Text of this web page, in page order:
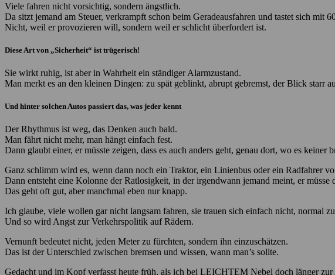
Viele fahren nicht vorsichtig, sondern ängstlich.
Da sitzt jemand am Steuer, verkrampft schon beim Geradeausfahren und tastet sich mit
Nicht, weil er provozieren will, sondern weil er schlicht überfordert ist.
Diese Art von „Sicherheit“ ist trügerisch!
Sie wirkt ruhig, ist aber in Wahrheit ein ständiger Alarmzustand.
Man merkt es an den kleinen Dingen: zu spät geblinkt, abrupt gebremst, der Blick starr
Und hinter solchen Autos passiert das, was jeder kennt
Der Rhythmus ist weg, das Denken auch bald.
Man fährt nicht mehr, man hängt einfach fest.
Dann glaubt einer, er müsste zeigen, dass es auch anders geht, genau dort, wo es keiner
Ganz schlimm wird es, wenn dann noch ein Traktor, ein Linienbus oder ein Radfahrer
Dann entsteht eine Kolonne der Ratlosigkeit, in der irgendwann jemand meint, er müsse
Das geht oft gut, aber manchmal eben nur knapp.
Ich glaube, viele wollen gar nicht langsam fahren, sie trauen sich einfach nicht, normal
Und so wird Angst zur Verkehrspolitik auf Rädern.
Vernunft bedeutet nicht, jeden Meter zu fürchten, sondern ihn einzuschätzen.
Das ist der Unterschied zwischen bremsen und wissen, wann man’s sollte.
Gedacht und im Kopf verfasst heute früh, als ich bei LEICHTEM Nebel doch länger